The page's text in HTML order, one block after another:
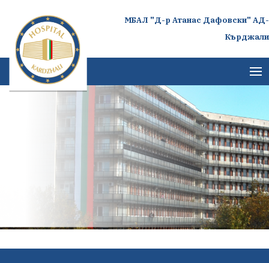
МБАЛ "Д-р Атанас Дафовски" АД-
Кърджали